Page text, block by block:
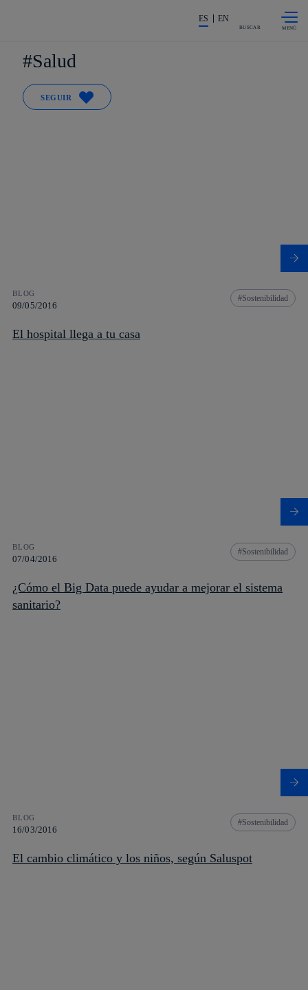
La acción en accionistas e
ES EN
BUSCAR
Salud
SEGUIR
BLOG
09/05/2016
Sostenibilidad
El hospital llega a tu casa
BLOG
07/04/2016
Sostenibilidad
¿Cómo el Big Data puede ayudar a mejorar el sistema
sanitario?
BLOG
16/03/2016
Sostenibilidad
El cambio climático y los niños, según Saluspot